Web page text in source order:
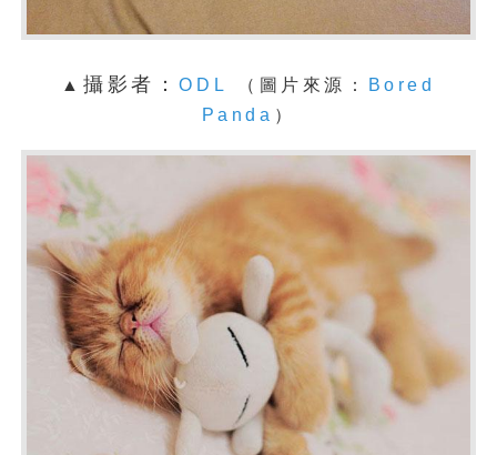
▲攝影者：ODL （圖片來源：
Bored
Panda ）